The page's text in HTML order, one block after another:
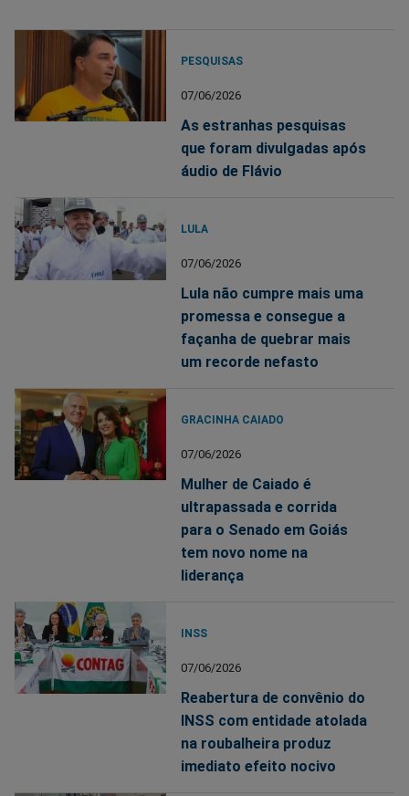
PESQUISAS
07/06/2026
As estranhas pesquisas
que foram divulgadas após
áudio de Flávio
LULA
07/06/2026
Lula não cumpre mais uma
promessa e consegue a
façanha de quebrar mais
um recorde nefasto
GRACINHA CAIADO
07/06/2026
Mulher de Caiado é
ultrapassada e corrida
para o Senado em Goiás
tem novo nome na
liderança
INSS
07/06/2026
Reabertura de convênio do
INSS com entidade atolada
na roubalheira produz
imediato efeito nocivo